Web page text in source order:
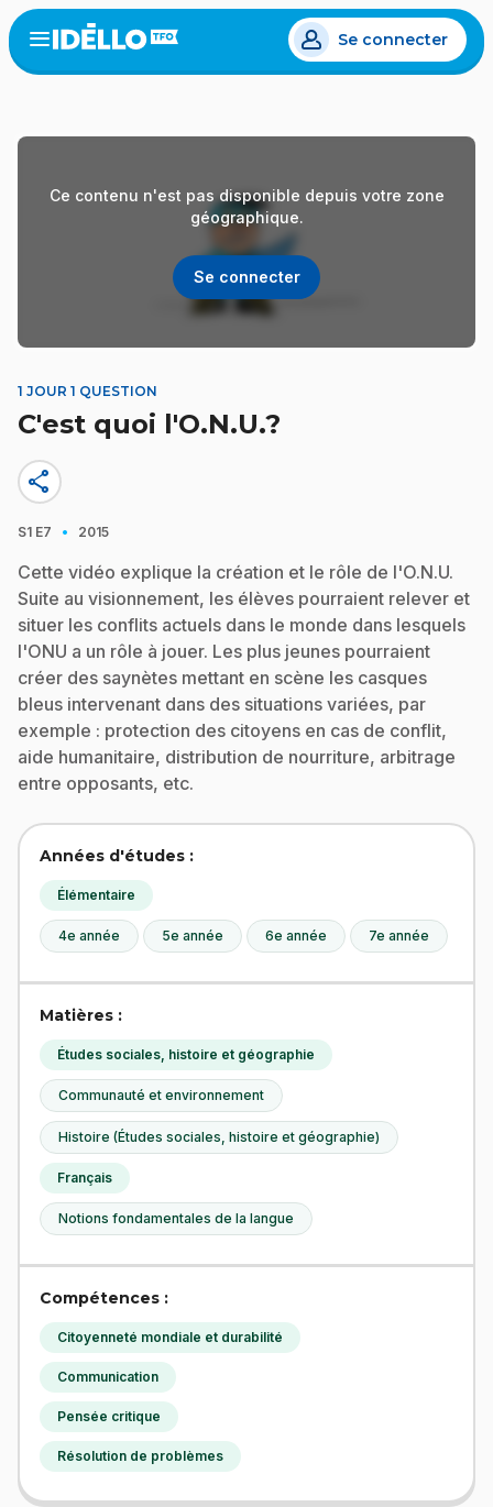
Aller
au
contenu
Open
menu
Se connecter
Ce contenu n'est pas disponible depuis votre zone
géographique.
Se connecter
1 JOUR 1 QUESTION
C'est quoi l'O.N.U.?
share
S1 E7 · 2015
Cette vidéo explique la création et le rôle de l'O.N.U.
Suite au visionnement, les élèves pourraient relever et
situer les conflits actuels dans le monde dans lesquels
l'ONU a un rôle à jouer. Les plus jeunes pourraient
créer des saynètes mettant en scène les casques
bleus intervenant dans des situations variées, par
exemple : protection des citoyens en cas de conflit,
aide humanitaire, distribution de nourriture, arbitrage
entre opposants, etc.
Années d'études :
Élémentaire
4e année 5e année 6e année 7e année
Matières :
Études sociales, histoire et géographie
Communauté et environnement
Histoire (Études sociales, histoire et géographie)
Français
Notions fondamentales de la langue
Compétences :
Citoyenneté mondiale et durabilité
Communication
Pensée critique
Résolution de problèmes